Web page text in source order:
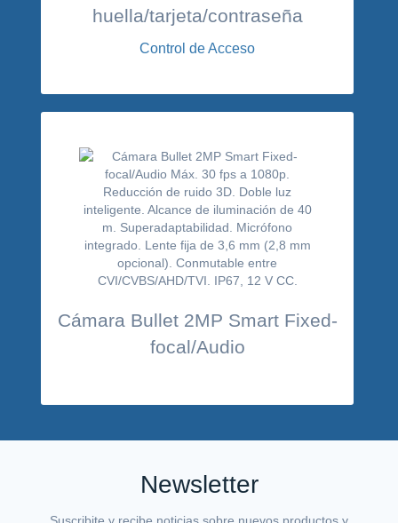
huella/tarjeta/contraseña
Control de Acceso
Cámara Bullet 2MP Smart Fixed-
focal/Audio
Newsletter
Suscribite y recibe noticias sobre nuevos productos y